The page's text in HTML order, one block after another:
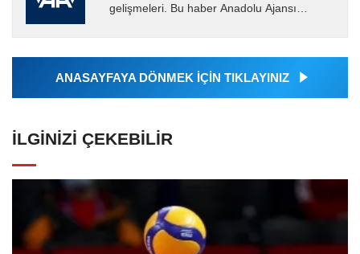
gelişmeleri. Bu haber Anadolu Ajansı
tarafından geçilen tüm...
ANASAYFAYA DÖNMEK İÇİN TIKLAYINIZ
İLGINIZI ÇEKEBILIR